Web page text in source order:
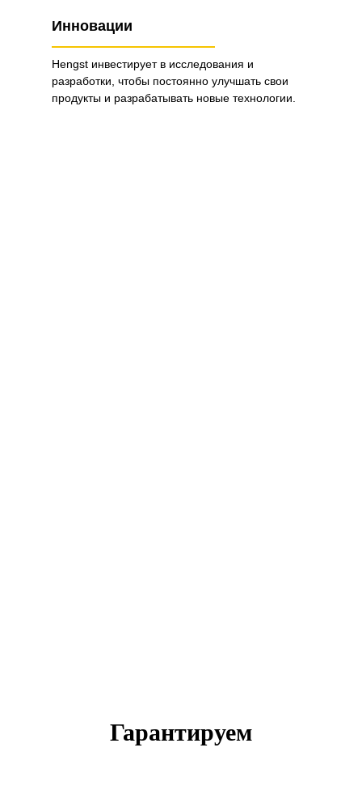
Инновации
Hengst инвестирует в исследования и
разработки, чтобы постоянно улучшать свои
продукты и разрабатывать новые технологии.
Гарантируем